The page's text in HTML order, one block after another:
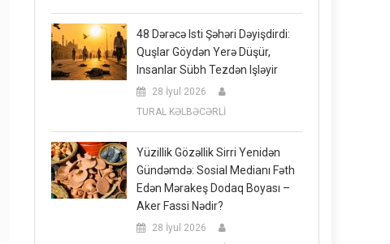
48 Dərəcə Isti Şəhəri Dəyişdirdi:
Quşlar Göydən Yerə Düşür,
Insanlar Sübh Tezdən Işləyir
28 İyul 2026
TURAL KƏLBƏCƏRLİ
Yüzillik Gözəllik Sirri Yenidən
Gündəmdə: Sosial Medianı Fəth
Edən Mərakeş Dodaq Boyası –
Aker Fassi Nədir?
28 İyul 2026